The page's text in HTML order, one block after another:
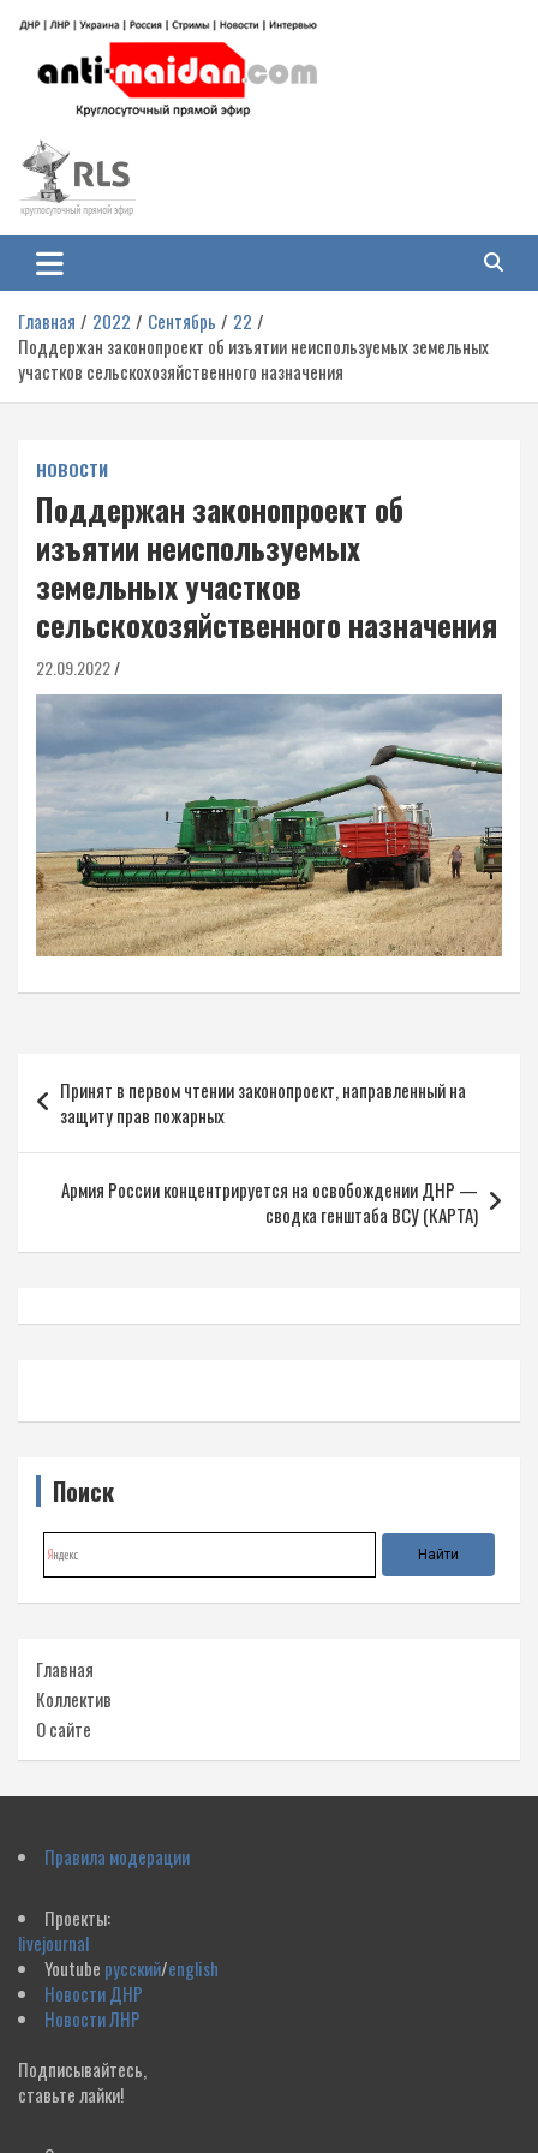
содержимому
Антимайдан: Гражданская война
на Украине
гражданской войне на Украине, включая события в Новороссии, ДНР,
ЛНР и других регионах.
Главная 2022 Сентябрь
22
Поддержан законопроект об изъятии неиспользуемых земельных
участков сельскохозяйственного назначения
НОВОСТИ
Поддержан законопроект об
изъятии неиспользуемых
земельных участков
сельскохозяйственного назначения
22.09.2022
по
записям
Принят в первом чтении законопроект, направленный на
защиту прав пожарных
Армия России концентрируется на освобождении ДНР —
сводка генштаба ВСУ (КАРТА)
Поиск
Главная
Коллектив
О сайте
Правила модерации
Проекты:
livejournal
Youtube русский/english
Новости ДНР
Новости ЛНР
Подписывайтесь,
ставьте лайки!